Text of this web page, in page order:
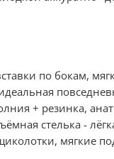
по бокам,
+ резинка,
стелька -
мягкие